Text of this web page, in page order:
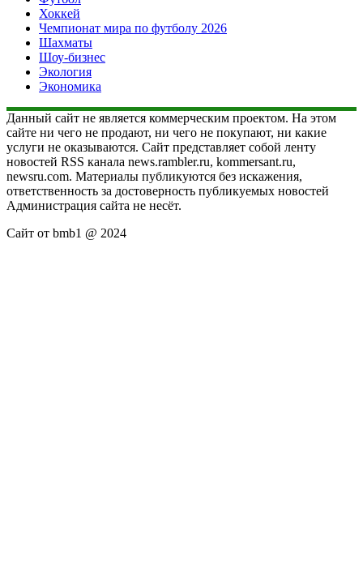
Хоккей
Чемпионат мира по футболу 2026
Шахматы
Шоу-бизнес
Экология
Экономика
Данный сайт не является коммерческим проектом. На этом
сайте ни чего не продают, ни чего не покупают, ни какие
услуги не оказываются. Сайт представляет собой ленту
новостей RSS канала news.rambler.ru, kommersant.ru,
newsru.com. Материалы публикуются без искажения,
ответственность за достоверность публикуемых новостей
Администрация сайта не несёт.
Сайт от bmb1 @ 2024